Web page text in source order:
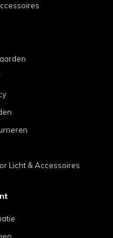
Licht & Accessoires